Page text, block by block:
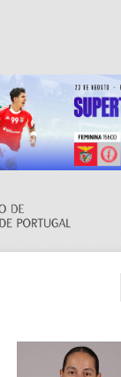
Andebol
de Andebol de
Disponivel na Play Store